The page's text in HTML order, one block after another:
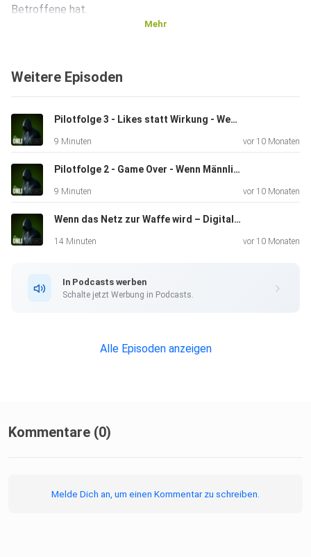
Betroffene hat.
mehr,
Machtspiele genießen, bleibt für die Opfer vor allem Angst.
Wie schützt du dich? Wo endet „Recherche“ – und wo
beginnt
eigentlich
dagegen ausrichten?
Mehr
Weitere Episoden
Pilotfolge 3 - Likes statt Wirkung - Wenn Aktivismus zum Instagram-Filter wird
9 Minuten vor 10 Monaten
Pilotfolge 2 - Game Over - Wenn Männlichkeitswahn zur Bedrohung wird
9 Minuten vor 10 Monaten
Wenn das Netz zur Waffe wird – Digitale Selbstjustiz und die „Game Gruppe"
14 Minuten vor 10 Monaten
In Podcasts werben
Schalte jetzt Werbung in Podcasts.
Alle Episoden anzeigen
Kommentare (0)
Melde Dich an, um einen Kommentar zu schreiben.